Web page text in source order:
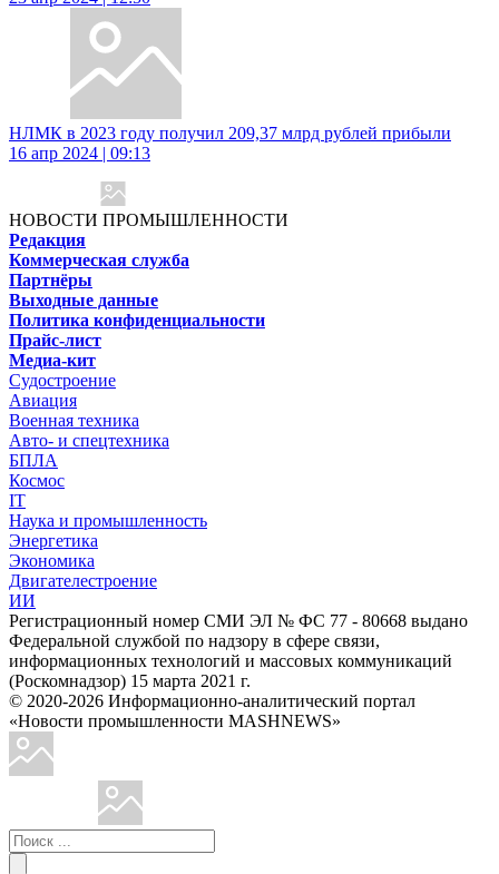
НЛМК в 2023 году получил 209,37 млрд рублей прибыли
16 апр 2024 | 09:13
НОВОСТИ ПРОМЫШЛЕННОСТИ
Редакция
Коммерческая служба
Партнёры
Выходные данные
Политика конфиденциальности
Прайс-лист
Медиа-кит
Судостроение
Авиация
Военная техника
Авто- и спецтехника
БПЛА
Космос
IT
Наука и промышленность
Энергетика
Экономика
Двигателестроение
ИИ
Регистрационный номер СМИ ЭЛ № ФС 77 - 80668 выдано
Федеральной службой по надзору в сфере связи,
информационных технологий и массовых коммуникаций
(Роскомнадзор) 15 марта 2021 г.
© 2020-2026 Информационно-аналитический портал
«Новости промышленности MASHNEWS»